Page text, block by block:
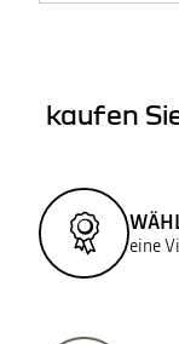
kaufen
eine